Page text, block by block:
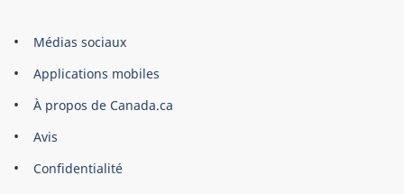
Organisation
gouvernement
du
Canada
Médias sociaux
Applications mobiles
À propos de Canada.ca
Avis
Confidentialité